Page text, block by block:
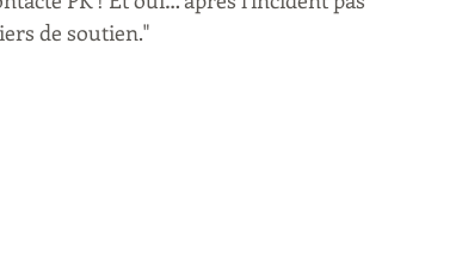
de soutien."